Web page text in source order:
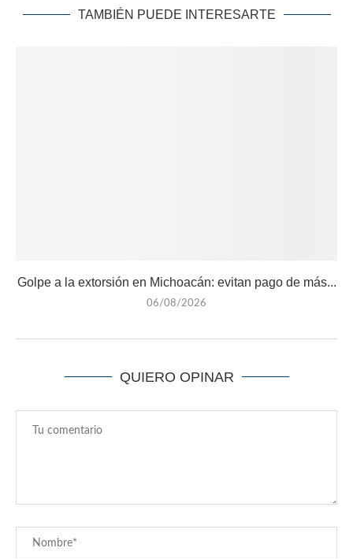
TAMBIÉN PUEDE INTERESARTE
Golpe a la extorsión en Michoacán: evitan pago de más...
06/08/2026
QUIERO OPINAR